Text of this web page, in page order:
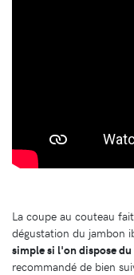
La coupe au couteau
dégustation du jambon
simple si l'on dispose
recommandé de bien